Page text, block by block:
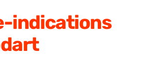
indications